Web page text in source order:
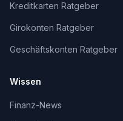
Kreditkarten Ratgeber
Girokonten Ratgeber
Geschäftskonten Ratgeber
Wissen
Finanz-News